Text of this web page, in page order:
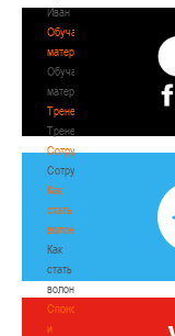
Иван
Обучающие
материалы
Обучающие
материалы
Тренерам
Тренерам
Сотрудничество
Сотрудничество
Как
стать
волонтером
Как
стать
волонтером
Спонсоры
и